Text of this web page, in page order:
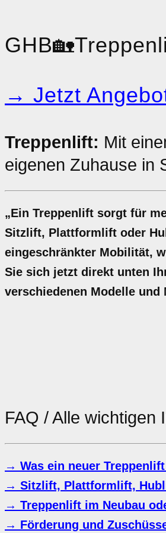
GHB🏡
→ Jetzt
Treppenlift: Mit
eigenen Zuhause in
„Ein Treppenlift sorgt für
Sitzlift, Plattformlift oder
eingeschränkter Mobilität,
Sie sich jetzt direkt unten
verschiedenen Modelle
FAQ / Alle wichtigen
→ Was ein neuer
→ Sitzlift, Plattformlift,
→ Treppenlift im Neubau
→ Förderung und